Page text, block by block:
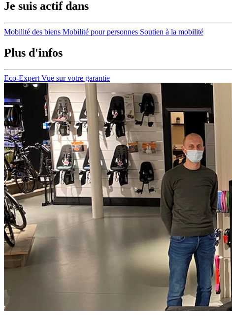
Je suis actif dans
Mobilité des biens Mobilité pour personnes Soutien à la mobilité
Plus d'infos
Eco-Expert Vue sur votre garantie